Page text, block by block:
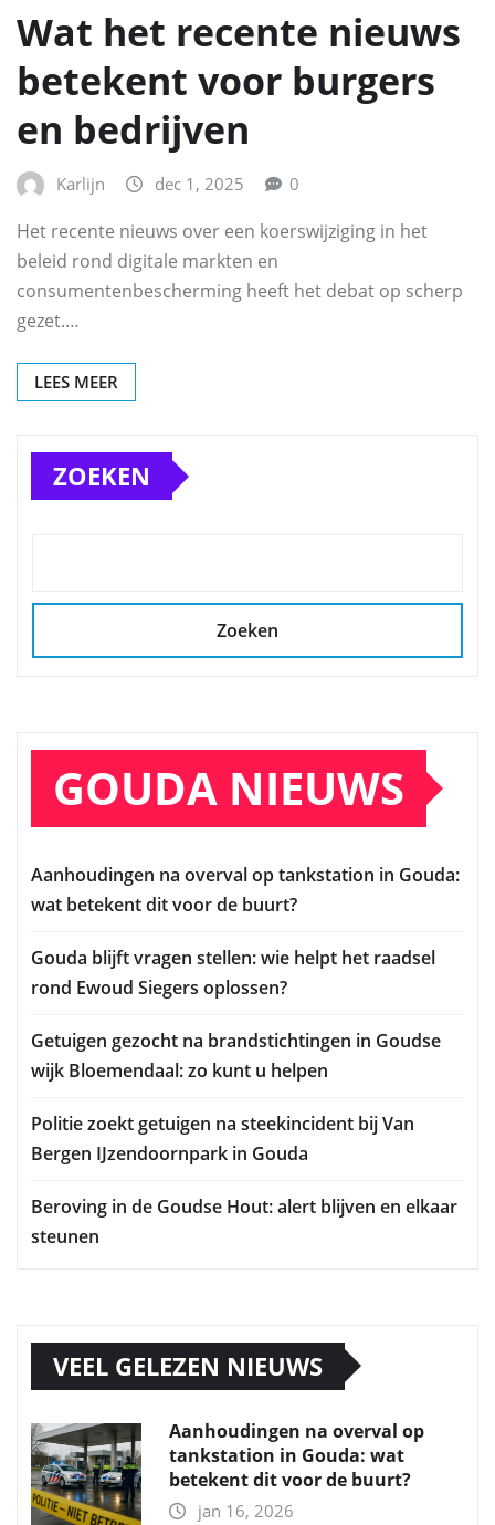
Wat het recente nieuws
betekent voor burgers
en bedrijven
Karlijn dec 1, 2025 0
Het recente nieuws over een koerswijziging in het
beleid rond digitale markten en
consumentenbescherming heeft het debat op scherp
gezet.…
LEES MEER
ZOEKEN
Zoeken
GOUDA NIEUWS
Aanhoudingen na overval op tankstation in Gouda:
wat betekent dit voor de buurt?
Gouda blijft vragen stellen: wie helpt het raadsel
rond Ewoud Siegers oplossen?
Getuigen gezocht na brandstichtingen in Goudse
wijk Bloemendaal: zo kunt u helpen
Politie zoekt getuigen na steekincident bij Van
Bergen IJzendoornpark in Gouda
Beroving in de Goudse Hout: alert blijven en elkaar
steunen
VEEL GELEZEN NIEUWS
Aanhoudingen na overval op
tankstation in Gouda: wat
betekent dit voor de buurt?
jan 16, 2026